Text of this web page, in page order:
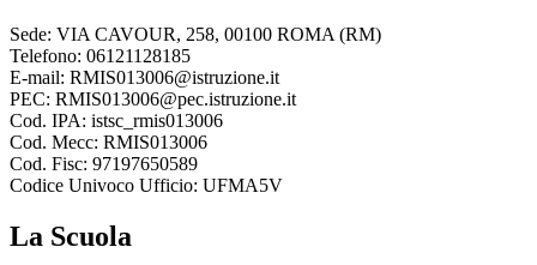
Sede: VIA CAVOUR, 258, 00100 ROMA (RM)
Telefono: 06121128185
E-mail: RMIS013006@istruzione.it
PEC: RMIS013006@pec.istruzione.it
Cod. IPA: istsc_rmis013006
Cod. Mecc: RMIS013006
Cod. Fisc: 97197650589
Codice Univoco Ufficio: UFMA5V
La Scuola